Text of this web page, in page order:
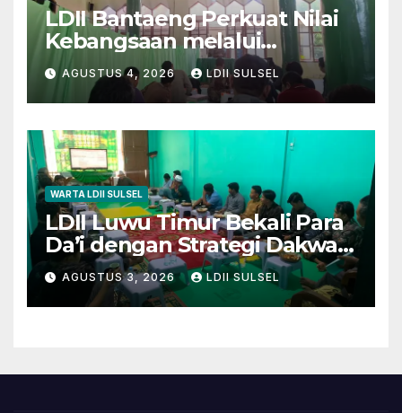
LDII Bantaeng Perkuat Nilai
Kebangsaan melalui
Pengajian Rutin
AGUSTUS 4, 2026 LDII SULSEL
WARTA LDII SULSEL
LDII Luwu Timur Bekali Para
Da’i dengan Strategi Dakwah
dan Kewirausahaan untuk
Wujudkan Kemandirian
AGUSTUS 3, 2026 LDII SULSEL